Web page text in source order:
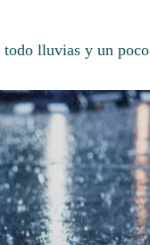
todo lluvias y un poco